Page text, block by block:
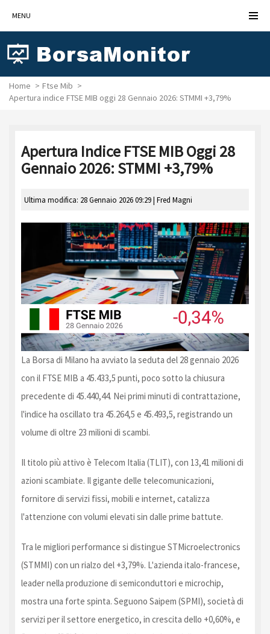
MENU
Home
Ftse Mib
Apertura indice FTSE MIB oggi 28 Gennaio 2026: STMMI +3,79%
Apertura Indice FTSE MIB Oggi 28
Gennaio 2026: STMMI +3,79%
Ultima modifica: 28 Gennaio 2026 09:29 | Fred Magni
La Borsa di Milano ha avviato la seduta del 28 gennaio 2026
con il FTSE MIB a 45.433,5 punti, poco sotto la chiusura
precedente di 45.440,44. Nei primi minuti di contrattazione,
l'indice ha oscillato tra 45.264,5 e 45.493,5, registrando un
volume di oltre 23 milioni di scambi.
Il titolo più attivo è Telecom Italia (TLIT), con 13,41 milioni di
azioni scambiate. Il gigante delle telecomunicazioni,
fornitore di servizi fissi, mobili e internet, catalizza
l'attenzione con volumi elevati sin dalle prime battute.
Tra le migliori performance si distingue STMicroelectronics
(STMMI) con un rialzo del +3,79%. L'azienda italo-francese,
leader nella produzione di semiconduttori e microchip,
mostra una forte spinta. Seguono Saipem (SPMI), società di
servizi per il settore energetico, in crescita dello +0,60%, e